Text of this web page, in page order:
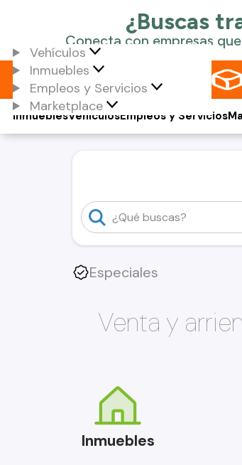
Vehículos
Inmuebles
Empleos y Servicios
Marketplace
Vehículos
Inmuebles Empleos y Servicios
Especiales
Venta y
Inmuebles